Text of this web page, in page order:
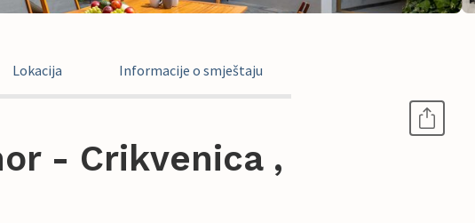
Lokacija Informacije o smještaju
- Crikvenica ,